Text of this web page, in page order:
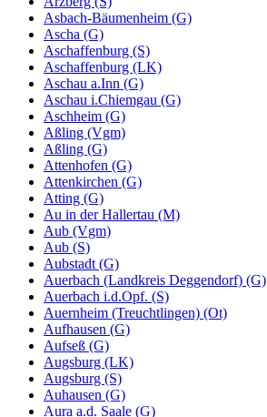
Asbach-Bäumenheim (G)
Ascha (G)
Aschaffenburg (S)
Aschaffenburg (LK)
Aschau a.Inn (G)
Aschau i.Chiemgau (G)
Aschheim (G)
Aßling (Vgm)
Aßling (G)
Attenhofen (G)
Attenkirchen (G)
Atting (G)
Au in der Hallertau (M)
Aub (Vgm)
Aub (S)
Aubstadt (G)
Auerbach (Landkreis Deggendorf) (G)
Auerbach i.d.Opf. (S)
Auernheim (Treuchtlingen) (Ot)
Aufhausen (G)
Aufseß (G)
Augsburg (LK)
Augsburg (S)
Auhausen (G)
Aura a.d. Saale (G)